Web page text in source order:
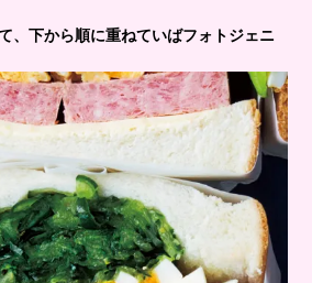
、下から順に重ねていばフォトジェニ